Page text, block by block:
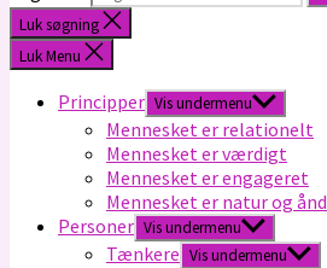
Luk søgning
Luk Menu
Principper Vis undermenu
Mennesket er relationelt
Mennesket er værdigt
Mennesket er engageret
Mennesket er natur og ånd
Personer Vis undermenu
Tænkere Vis undermenu